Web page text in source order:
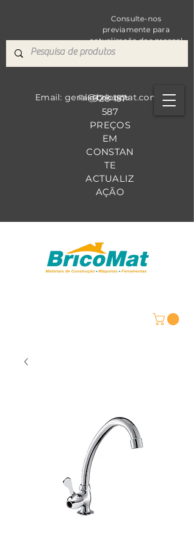
Consulte-nos
previamente para
actualização dos preços!
928 157
587
PREÇOS
EM
CONSTAN
TE
ACTUALIZ
AÇÃO
Fale Conosco
Email: geral@bricomat.com